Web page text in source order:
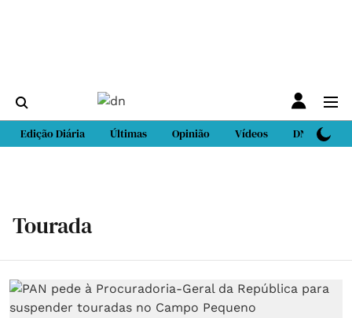
Edição Diária Últimas Opinião Vídeos DN Sport
Tourada